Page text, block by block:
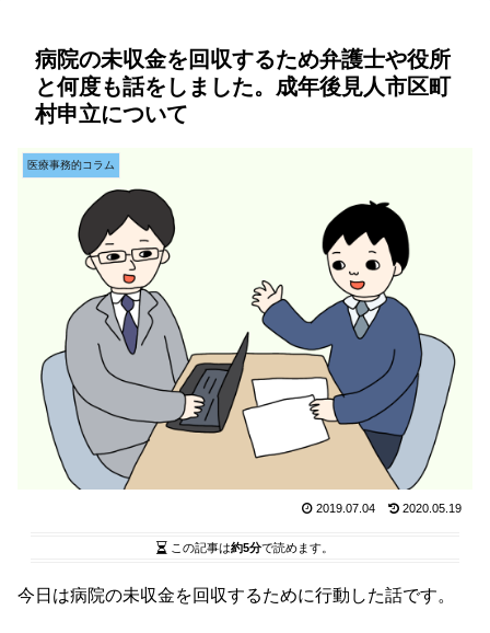
病院の未収金を回収するため弁護士や役所
と何度も話をしました。成年後見人市区町
村申立について
医療事務的コラム
2019.07.04 2020.05.19
この記事は約5分で読めます。
今日は病院の未収金を回収するために行動した話です。